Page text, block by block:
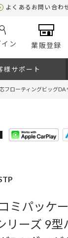
よくあるお問い合わ
ン 業販登録
様サポート
フローティングビッグDA
ミパッケ
リーズ 9